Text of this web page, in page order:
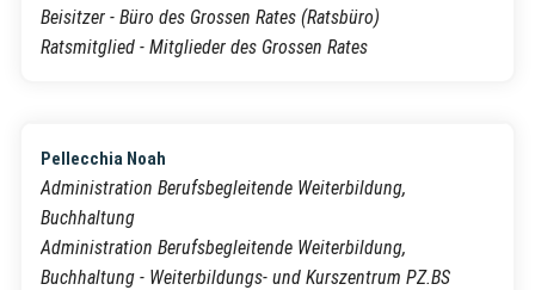
Beisitzer - Büro des Grossen Rates (Ratsbüro)
Ratsmitglied - Mitglieder des Grossen Rates
Pellecchia Noah
Administration Berufsbegleitende Weiterbildung,
Buchhaltung
Administration Berufsbegleitende Weiterbildung,
Buchhaltung - Weiterbildungs- und Kurszentrum PZ.BS